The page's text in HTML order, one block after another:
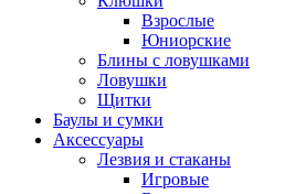
Взрослые
Юниорские
Блины с ловушками
Ловушки
Щитки
Баулы и сумки
Аксессуары
Лезвия и стаканы
Игровые